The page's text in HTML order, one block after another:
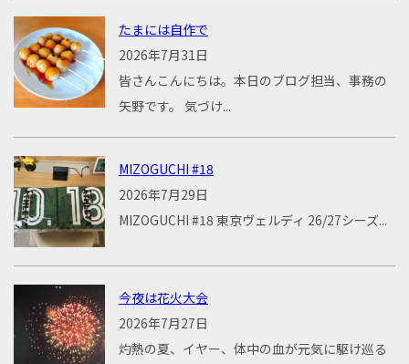
たまには自作で
2026年7月31日
皆さんこんにちは。本日のブログ担当、事務の
矢野です。 気づけ...
MIZOGUCHI #18
2026年7月29日
MIZOGUCHI #18 東京ヴェルディ 26/27シーズ...
今夜は花火大会
2026年7月27日
灼熱の夏、イヤー、体中の血が元気に駆け巡る